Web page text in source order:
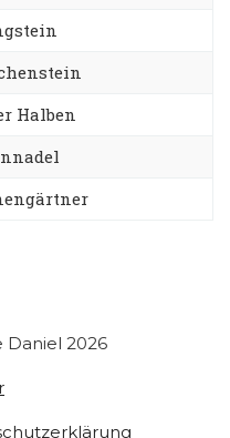
Halben
2026